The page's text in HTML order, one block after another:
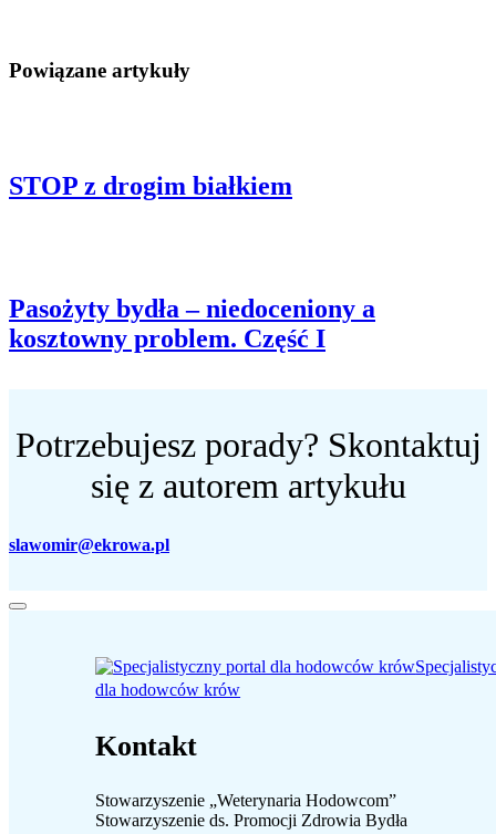
Powiązane artykuły
STOP z drogim białkiem
Pasożyty bydła – niedoceniony a
kosztowny problem. Część I
Potrzebujesz porady? Skontaktuj
się z autorem artykułu
slawomir@ekrowa.pl
dla hodowców krów
Kontakt
Stowarzyszenie „Weterynaria Hodowcom”
Stowarzyszenie ds. Promocji Zdrowia Bydła